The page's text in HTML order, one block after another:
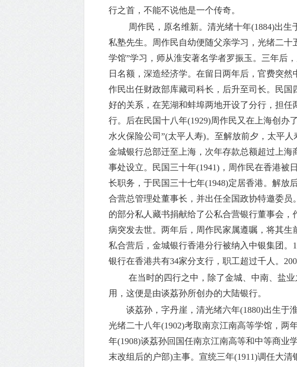
行之首，不能不说他是一个传奇。
周作民，原名维新。清光绪十年(1884)出生
私塾先生。周作民自幼便随父亲学习，光绪二
学馆”学习，师从淮安著名学者罗振玉。三年后
日名额，深造经济学。在留日两年后，官费突
作民出任财政部库藏司科长，后升至司长。民
好的关系，在芜湖和蚌埠两地开设了分行，担
行。后在民国十八年(1929)周作民又在上海创办
水火保险公司”(太平人寿)。至解放前夕，太平
金城银行总部迁至上海，次年存款总额超过上
事处设立。民国三十年(1941)，周作民在香港被
长职务，于民国三十七年(1948)定居香港。解放
合营总管理处董事长，并出任全国政协特邀委
的部分私人藏书捐献给了公私合营银行董事会
病突发去世。两年后，周作民家属遵嘱，将其生
私合营后，金城银行香港分行被纳入中银集团。
银行在香港共有34家分支行，职工超过千人。
在当时的四行之中，除了金城、中南、盐
用，这便是由谈荔孙所创办的大陆银行。
谈荔孙，字丹崖，清光绪六年(1880)出生于
光绪二十八年(1902)考取南京江南高等学馆，两
年(1908)谈荔孙回国任南京江南高等和中等商业
末改组后的户部)主事。宣统三年(1911)调任大